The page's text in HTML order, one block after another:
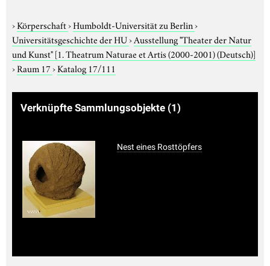
›Körperschaft›Humboldt-Universität zu Berlin›
Universitätsgeschichte der HU›Ausstellung "Theater der Natur
und Kunst"[1. Theatrum Naturae et Artis (2000-2001) (Deutsch)]
›Raum 17›Katalog 17/111
Verknüpfte Sammlungsobjekte (1)
Nest eines Rosttöpfers